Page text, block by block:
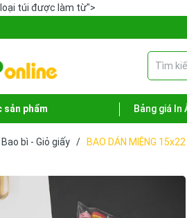
loại túi được làm từ">
sản phẩm Bảng giá In
Bao bì - Giỏ giấy / BAO DÁN MIỆNG 15x22